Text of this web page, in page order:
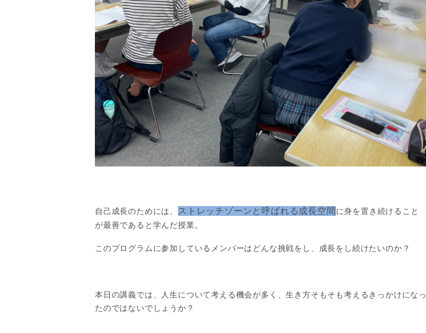
自己成長のためには、 ストレッチゾーンと呼ばれる成長空間 に身を置き続けること
が最善であると学んだ授業。
このプログラムに参加しているメンバーはどんな挑戦をし、成長をし続けたいのか？
本日の講義では、人生について考える機会が多く、生き方そもそも考えるきっかけになっ
たのではないでしょうか？